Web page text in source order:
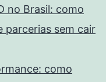
no Brasil: como
parcerias sem cair
como